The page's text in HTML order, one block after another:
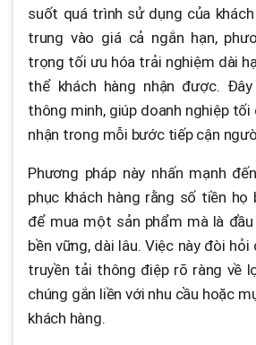
suốt quá trình sử dụng của
trung vào giá cả ngắn hạn,
trọng tối ưu hóa trải nghiệm dài
thể khách hàng nhận được.
thông minh, giúp doanh nghiệp
nhận trong mỗi bước tiếp cận
Phương pháp này nhấn mạnh
phục khách hàng rằng số tiền họ
để mua một sản phẩm mà là
bền vững, dài lâu. Việc này đòi hỏi
truyền tải thông điệp rõ ràng về
chúng gắn liền với nhu cầu hoặc
khách hàng.